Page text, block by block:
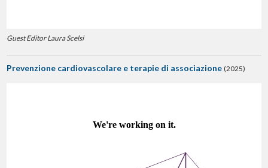
Guest Editor Laura Scelsi
Prevenzione cardiovascolare e terapie di associazione (2025)